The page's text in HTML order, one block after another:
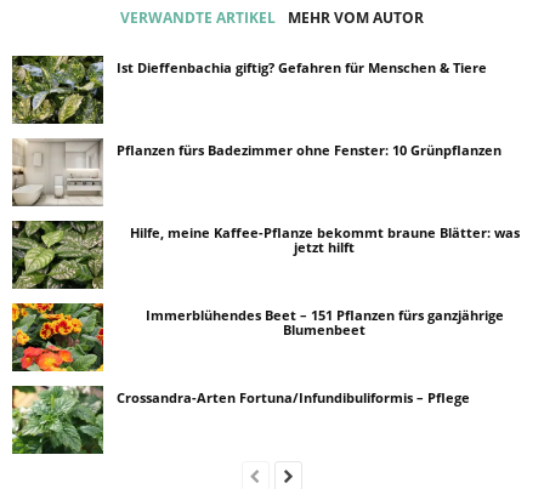
VERWANDTE ARTIKEL MEHR VOM AUTOR
Ist Dieffenbachia giftig? Gefahren für Menschen & Tiere
Pflanzen fürs Badezimmer ohne Fenster: 10 Grünpflanzen
Hilfe, meine Kaffee-Pflanze bekommt braune Blätter: was
jetzt hilft
Immerblühendes Beet – 151 Pflanzen fürs ganzjährige
Blumenbeet
Crossandra-Arten Fortuna/Infundibuliformis – Pflege